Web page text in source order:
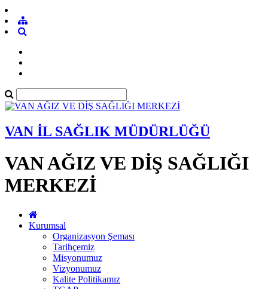
VAN İL SAĞLIK MÜDÜRLÜĞÜ
VAN AĞIZ VE DİŞ SAĞLIĞI
MERKEZİ
Kurumsal
Organizasyon Şeması
Tarihçemiz
Misyonumuz
Vizyonumuz
Kalite Politikamız